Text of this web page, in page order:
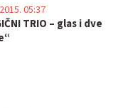
TRIO – glas i dve
05:37